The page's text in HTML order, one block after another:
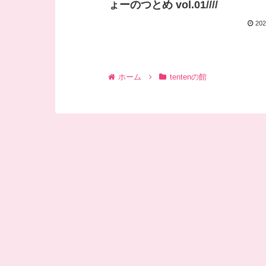
ょーのつとめ vol.01////
ホーム tentenの館